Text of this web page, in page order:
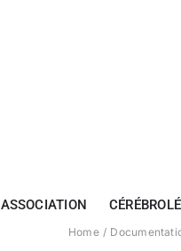
ASSOCIATION
Home